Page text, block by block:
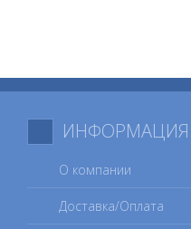
ИНФОРМАЦИЯ
О компании
Доставка/Оплата